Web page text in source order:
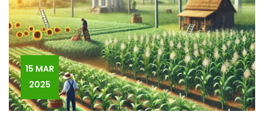
15 MAR
2025